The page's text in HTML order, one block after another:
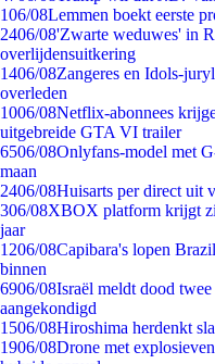
106/08Lemmen boekt eerste
2406/08'Zwarte weduwes' in
overlijdensuitkering
1406/08Zangeres en Idols-
overleden
1006/08Netflix-abonnees
uitgebreide GTA VI trailer
6506/08Onlyfans-model met
maan
2406/08Huisarts per direct uit
306/08XBOX platform krijgt
jaar
1206/08Capibara's lopen
binnen
6906/08Israël meldt dood
aangekondigd
1506/08Hiroshima herdenkt
1906/08Drone met